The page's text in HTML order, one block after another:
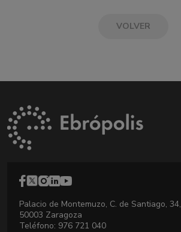
VOLVER
Palacio de Montemuzo, C. de Santiago, 34,
50003 Zaragoza
Teléfono: 976 721 040